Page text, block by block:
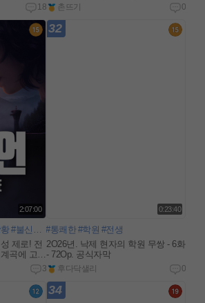
18 촌뜨기 0
2:07:00
#불신과신뢰
제로! 전
곡에 고립
3
32
0:23:40
#통쾌한 #학원 #전생
2O26년. 낙제 현자의 학원 무쌍 - 6화
- 72Op. 공식자막
후다닥샐리 0
34